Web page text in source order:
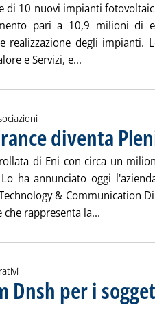
di 10 nuovi impianti
pari a 10,9 milioni di
realizzazione degli impianti.
e Servizi, e...
diventa
di Eni con circa un
ha annunciato oggi
& Communication
rappresenta la...
Dnsh per i
2024 alle 17.18.